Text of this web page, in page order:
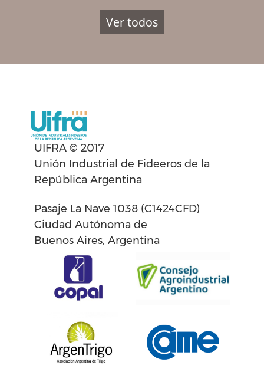
Ver todos
UIFRA © 2017
Unión Industrial de Fideeros de la
República Argentina
Pasaje La Nave 1038 (C1424CFD)
Ciudad Autónoma de
Buenos Aires, Argentina